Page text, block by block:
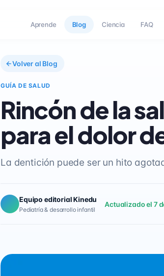
Aprende Blog Ciencia FAQ
Volver al Blog
GUÍA DE SALUD
Rincón de la
para el dolor
La dentición puede ser un hito
Equipo editorial Kinedu
Pediatría & desarrollo infantil
Actualizado el 7